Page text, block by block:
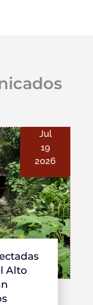
Jul
19
2026
Alto